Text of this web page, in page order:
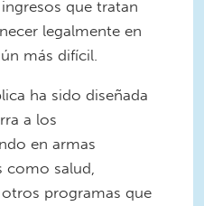
que tratan
legalmente en
más difícil.
ha sido diseñada
a los
en armas
como salud,
programas que